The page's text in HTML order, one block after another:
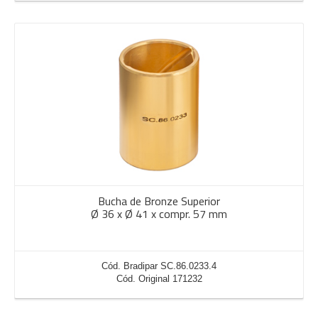
Bucha de Bronze Superior
Ø 36 x Ø 41 x compr. 57 mm
Cód. Bradipar SC.86.0233.4
Cód. Original 171232